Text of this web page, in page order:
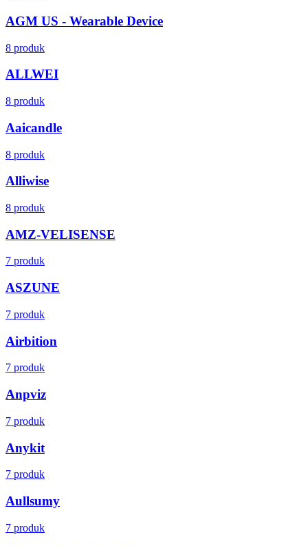
AGM US - Wearable Device
8 produk
ALLWEI
8 produk
Aaicandle
8 produk
Alliwise
8 produk
AMZ-VELISENSE
7 produk
ASZUNE
7 produk
Airbition
7 produk
Anpviz
7 produk
Anykit
7 produk
Aullsumy
7 produk